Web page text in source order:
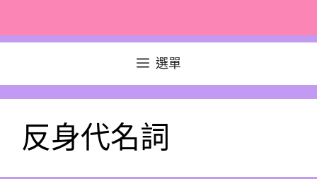
選單
反身代名詞